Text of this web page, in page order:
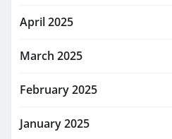
April 2025
March 2025
February 2025
January 2025